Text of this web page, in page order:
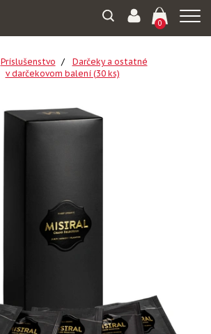
0
Príslušenstvo
Darčeky a ostatné
v darčekovom balení (30 ks)